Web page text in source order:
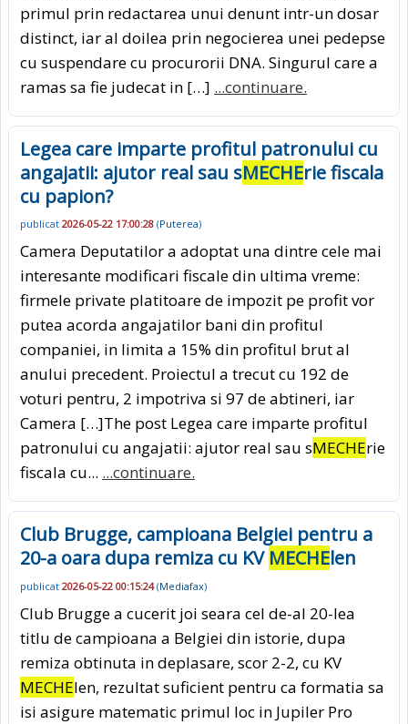
primul prin redactarea unui denunt intr-un dosar
distinct, iar al doilea prin negocierea unei pedepse
cu suspendare cu procurorii DNA. Singurul care a
ramas sa fie judecat in […] ...continuare.
Legea care imparte profitul patronului cu
angajatii: ajutor real sau sMECHErie fiscala
cu papion?
publicat 2026-05-22 17:00:28 (Puterea)
Camera Deputatilor a adoptat una dintre cele mai
interesante modificari fiscale din ultima vreme:
firmele private platitoare de impozit pe profit vor
putea acorda angajatilor bani din profitul
companiei, in limita a 15% din profitul brut al
anului precedent. Proiectul a trecut cu 192 de
voturi pentru, 2 impotriva si 97 de abtineri, iar
Camera […]The post Legea care imparte profitul
patronului cu angajatii: ajutor real sau sMECHErie
fiscala cu... ...continuare.
Club Brugge, campioana Belgiei pentru a
20-a oara dupa remiza cu KV MECHElen
publicat 2026-05-22 00:15:24(Mediafax)
Club Brugge a cucerit joi seara cel de-al 20-lea
titlu de campioana a Belgiei din istorie, dupa
remiza obtinuta in deplasare, scor 2-2, cu KV
MECHElen, rezultat suficient pentru ca formatia sa
isi asigure matematic primul loc in Jupiler Pro